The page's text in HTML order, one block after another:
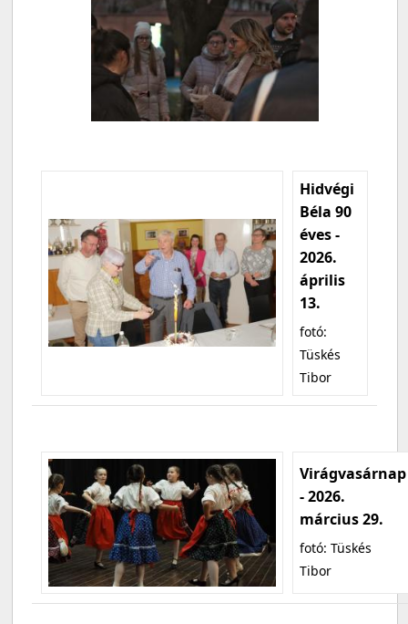
Hidvégi
Béla 90
éves -
2026.
április
13.
fotó:
Tüskés
Tibor
Virágvasárnap
- 2026.
március 29.
fotó: Tüskés
Tibor